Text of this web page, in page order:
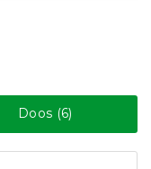
Doos (6)